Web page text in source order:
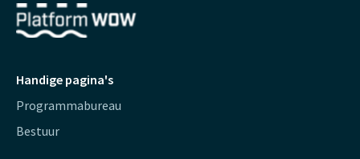
Handige pagina's
Programmabureau
Bestuur